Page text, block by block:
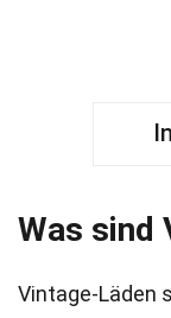
Was sind
Vintage-Läden